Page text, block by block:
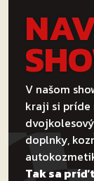
V našom
kraji si príde
doplnky,
Tak sa